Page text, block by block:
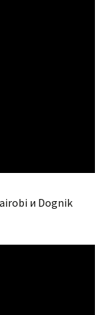
и Dognik